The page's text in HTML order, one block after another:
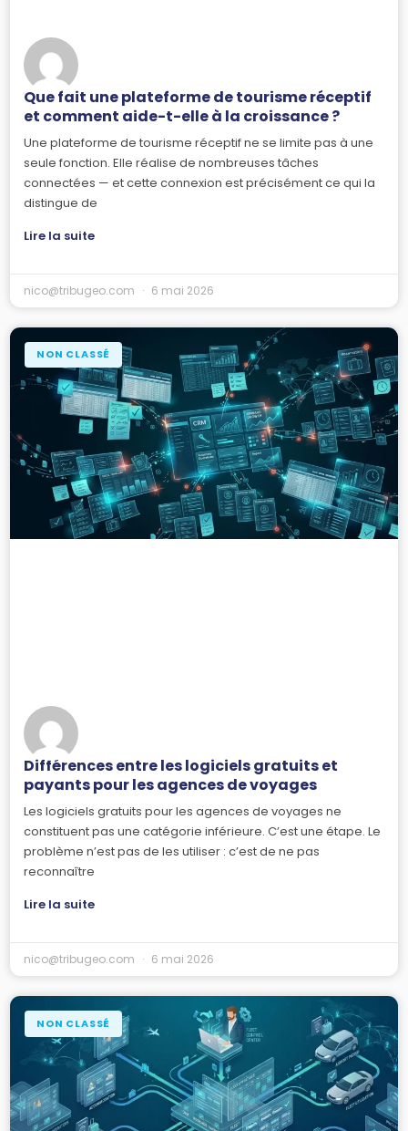
Que fait une plateforme de tourisme réceptif
et comment aide-t-elle à la croissance ?
Une plateforme de tourisme réceptif ne se limite pas à une
seule fonction. Elle réalise de nombreuses tâches
connectées — et cette connexion est précisément ce qui la
distingue de
Lire la suite
nico@tribugeo.com 6 mai 2026
NON CLASSÉ
Différences entre les logiciels gratuits et
payants pour les agences de voyages
Les logiciels gratuits pour les agences de voyages ne
constituent pas une catégorie inférieure. C’est une étape. Le
problème n’est pas de les utiliser : c’est de ne pas
reconnaître
Lire la suite
nico@tribugeo.com 6 mai 2026
NON CLASSÉ